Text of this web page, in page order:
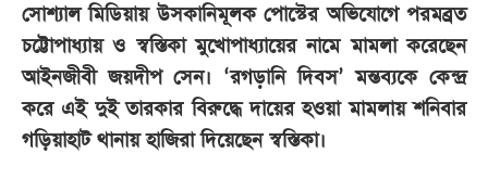
সব
বিভাগ
ছবি
সোশ্যাল মিডিয়ায় উসকানিমূলক পোস্টের অভিযোগে পরমব্রত
চট্টোপাধ্যায় ও স্বস্তিকা মুখোপাধ্যায়ের নামে মামলা করেছেন
আইনজীবী জয়দীপ সেন। ‘রগড়ানি দিবস’ মন্তব্যকে কেন্দ্র
করে এই দুই তারকার বিরুদ্ধে দায়ের হওয়া মামলায় শনিবার
গড়িয়াহাট থানায় হাজিরা দিয়েছেন স্বস্তিকা।